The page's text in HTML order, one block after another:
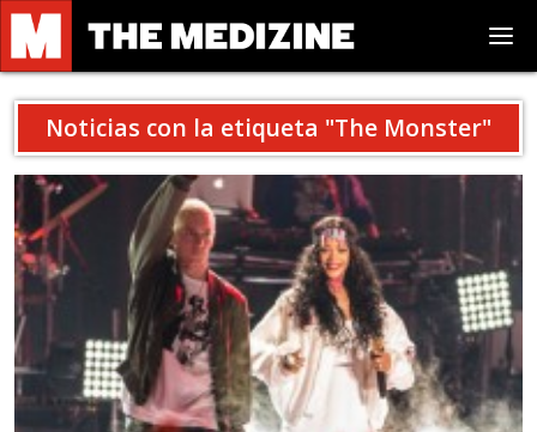
Noticias con la etiqueta "The Monster"